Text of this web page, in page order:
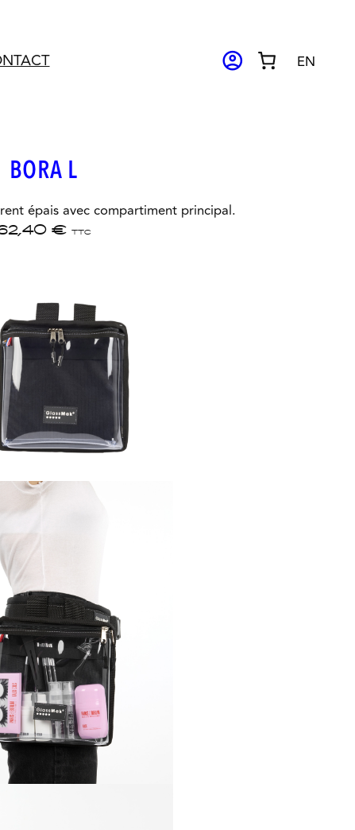
ACCOUNT_CIRCLE EN
BORA L
épais avec compartiment principal.
€ TTC